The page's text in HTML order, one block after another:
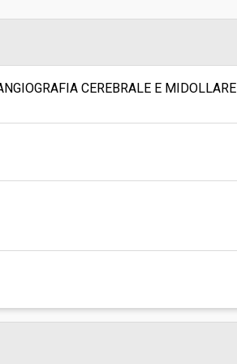
€ 22.983.760,00
CEREBRALE E MIDOLLARE